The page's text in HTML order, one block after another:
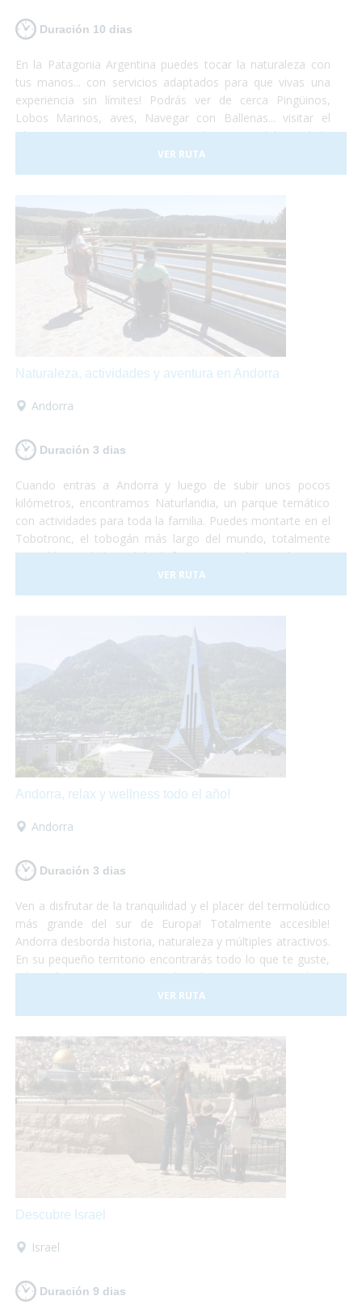
Duración 10 dias
En la Patagonia Argentina puedes tocar la naturaleza con
tus manos... con servicios adaptados para que vivas una
experiencia sin límites! Podrás ver de cerca Pingüinos,
Lobos Marinos, aves, Navegar con Ballenas... visitar el
Glaciar Perito Moreno o navegar las aguas del Canal de
Beagle... un viaje que no te dejará indiferente... el Turismo
Accesible es posible!
VER RUTA
Naturaleza, actividades y aventura en Andorra
Andorra
Duración 3 dias
Cuando entras a Andorra y luego de subir unos pocos
kilómetros, encontramos Naturlandia, un parque temático
con actividades para toda la familia. Puedes montarte en el
Tobotronc, el tobogán más largo del mundo, totalmente
accesible, también podrás disfrutar paseando por el parque
de animales donde encontrarás osos, ciervos, lobos y
hasta una granja llena de animales!
VER RUTA
Andorra, relax y wellness todo el año!
Andorra
Duración 3 dias
Ven a disfrutar de la tranquilidad y el placer del termolúdico
más grande del sur de Europa! Totalmente accesible!
Andorra desborda historia, naturaleza y múltiples atractivos.
En su pequeño territorio encontrarás todo lo que te guste,
relajación en sus aguas termales, shopping en sus tiendas y
centros comerciales, disfrutar de su gastronomía
internacional o de su cocina típica de montaña, todo lo que
VER RUTA
Descubre Israel
Israel
Duración 9 dias